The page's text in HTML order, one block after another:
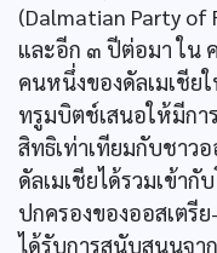
(Dalmatian Party
และอีก ๓ ปีต่อมา ใน
คนหนึ่งของดัลเมเชีย
ทรูมบิตช์เสนอให้มีก
สิทธิเท่าเทียมกับชาวอ
ดัลเมเชียได้รวมเข้ากั
ปกครองของออสเตรีย
ได้รับการสนับสนุนจา